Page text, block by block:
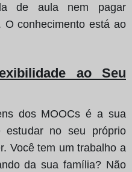
de aula nem pagar
O conhecimento está ao
ao Seu
dos MOOCs é a sua
estudar no seu próprio
Você tem um trabalho a
da sua família? Não